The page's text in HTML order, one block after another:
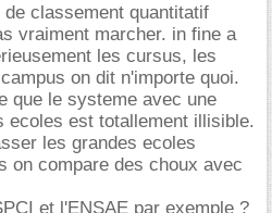
classement quantitatif
vraiment marcher. in fine a
les cursus, les
on dit n'importe quoi.
que le systeme avec une
ecoles est totallement illisible.
les grandes ecoles
on compare des choux avec
et l'ENSAE par exemple ?